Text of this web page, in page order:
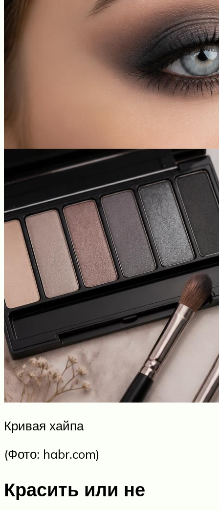
Кривая хайпа
(Фото: habr.com)
Красить или не